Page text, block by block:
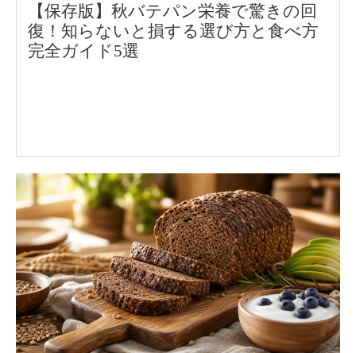
【保存版】秋バテパン栄養で驚きの回
復！知らないと損する選び方と食べ方
完全ガイド5選